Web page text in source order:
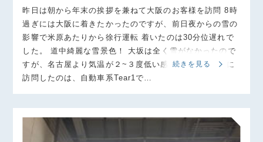
昨日は朝から年末の挨拶を兼ねて大阪のお客様を訪問 8時
過ぎには大阪に着きたかったのですが、前日夜からの雪の
影響で米原あたりから徐行運転 着いたのは30分位遅れで
した。 道中綺麗な雪景色！ 大坂は全く雪がなかったので
すが、名古屋より気温が２~３度低い感じです。 1件目に
訪問したのは、自動車系Tear1で…
続きを見る